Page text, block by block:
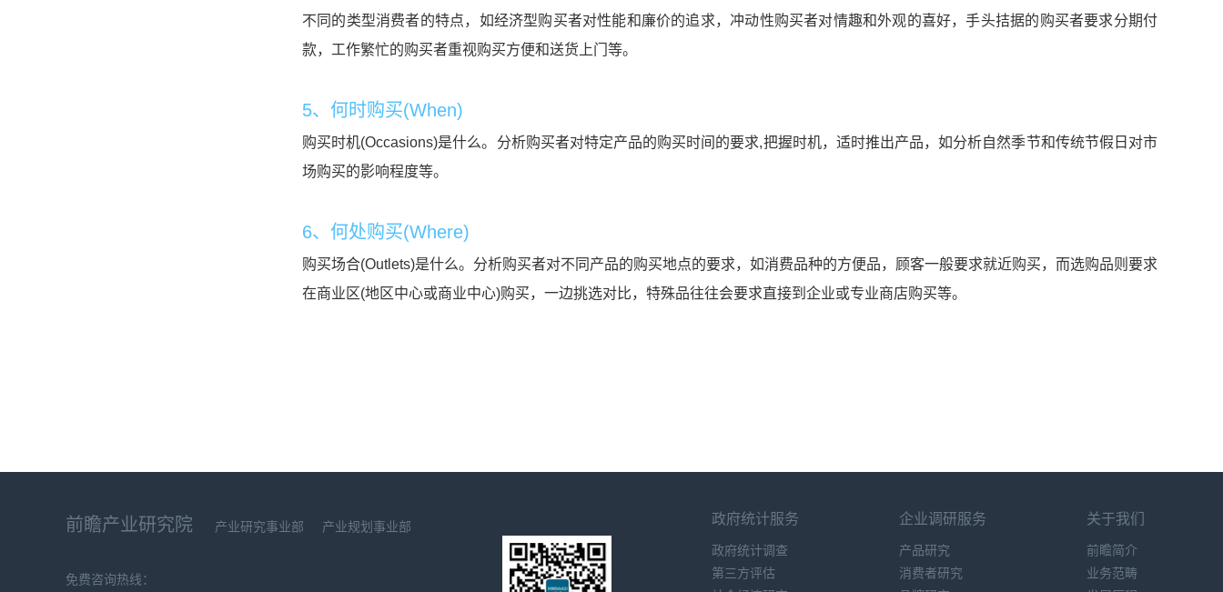
不同的类型消费者的特点，如经济型购买者对性能和廉价的追求，冲动性购买者对情趣和外观的喜好，手头拮据的购买者要求分期付
款，工作繁忙的购买者重视购买方便和送货上门等。
5、何时购买(When)
购买时机(Occasions)是什么。分析购买者对特定产品的购买时间的要求,把握时机，适时推出产品，如分析自然季节和传统节假日对市
场购买的影响程度等。
6、何处购买(Where)
购买场合(Outlets)是什么。分析购买者对不同产品的购买地点的要求，如消费品种的方便品，顾客一般要求就近购买，而选购品则要求
在商业区(地区中心或商业中心)购买，一边挑选对比，特殊品往往会要求直接到企业或专业商店购买等。
前瞻产业研究院 产业研究事业部 产业规划事业部
免费咨询热线：
政府统计服务
政府统计调查
第三方评估
企业调研服务
产品研究
消费者研究
关于我们
前瞻简介
业务范畴